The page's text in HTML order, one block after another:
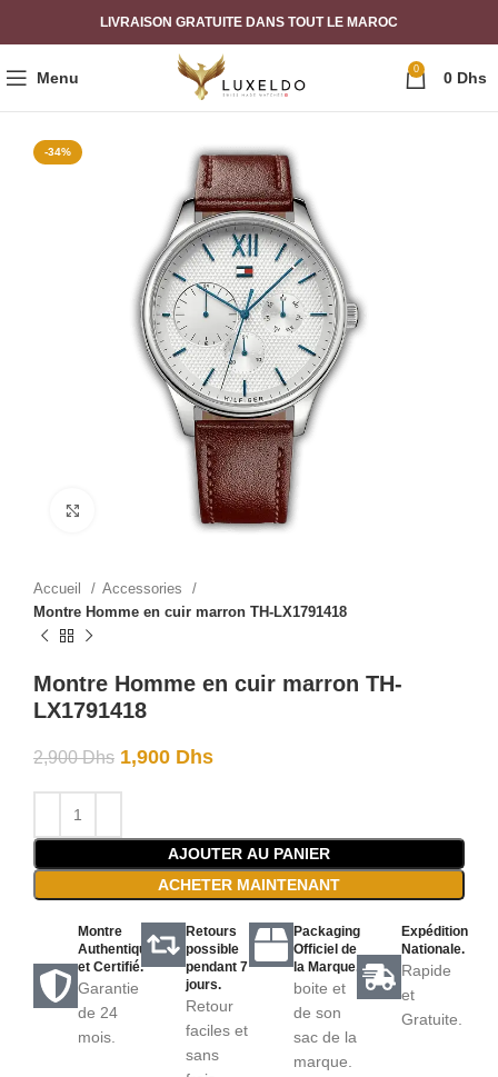
LIVRAISON GRATUITE DANS TOUT LE MAROC
Menu 0 0 Dhs
-34%
Click to enlarge
Accueil
Accessories
Montre Homme en cuir marron TH-LX1791418
Montre Homme en cuir marron TH-
LX1791418
2,900Dhs 1,900 Dhs
AJOUTER AU PANIER
ACHETER MAINTENANT
Montre
Authentique
et Certifié.
Garantie
de 24
mois.
Retours
possible
pendant 7
jours.
Retour
faciles et
sans
Packaging
Officiel de
la Marque.
boite et
de son
sac de la
marque.
Expédition
Nationale.
Rapide
et
Gratuite.